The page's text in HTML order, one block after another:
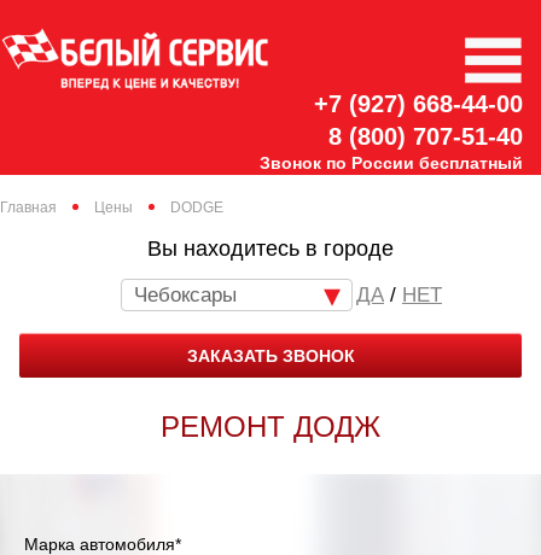
+7 (927) 668-44-00
8 (800) 707-51-40
Звонок по России бесплатный
Главная Цены DODGE
Вы находитесь в городе
Чебоксары / НЕТ
ЗАКАЗАТЬ ЗВОНОК
РЕМОНТ ДОДЖ
Марка автомобиля*